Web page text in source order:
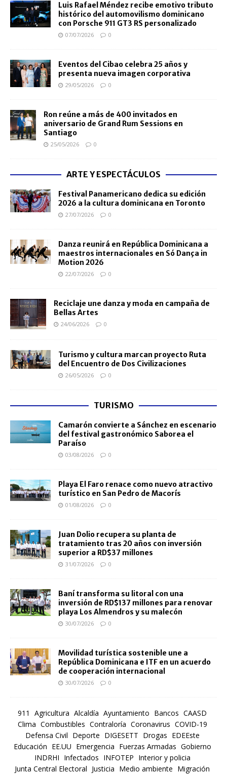
Luis Rafael Méndez recibe emotivo tributo
histórico del automovilismo dominicano
con Porsche 911 GT3 RS personalizado
07/07/2026 0
Eventos del Cibao celebra 25 años y
presenta nueva imagen corporativa
29/05/2026 0
Ron reúne a más de 400 invitados en
aniversario de Grand Rum Sessions en
Santiago
25/05/2026 0
ARTE Y ESPECTÁCULOS
Festival Panamericano dedica su edición
2026 a la cultura dominicana en Toronto
27/07/2026 0
Danza reunirá en República Dominicana a
maestros internacionales en Só Dança in
Motion 2026
22/07/2026 0
Reciclaje une danza y moda en campaña de
Bellas Artes
24/06/2026 0
Turismo y cultura marcan proyecto Ruta
del Encuentro de Dos Civilizaciones
26/05/2026 0
TURISMO
Camarón convierte a Sánchez en escenario
del festival gastronómico Saborea el
Paraíso
03/08/2026 0
Playa El Faro renace como nuevo atractivo
turístico en San Pedro de Macorís
01/08/2026 0
Juan Dolio recupera su planta de
tratamiento tras 20 años con inversión
superior a RD$37 millones
31/07/2026 0
Baní transforma su litoral con una
inversión de RD$137 millones para renovar
playa Los Almendros y su malecón
30/07/2026 0
Movilidad turística sostenible une a
República Dominicana e ITF en un acuerdo
de cooperación internacional
30/07/2026 0
911 Agricultura Alcaldía Ayuntamiento Bancos CAASD
Clima Combustibles Contraloría Coronavirus COVID-19
Defensa Civil Deporte DIGESETT Drogas EDEEste
Educación EE.UU Emergencia Fuerzas Armadas Gobierno
INDRHI Infectados INFOTEP Interior y policia
Junta Central Electoral Justicia Medio ambiente Migración